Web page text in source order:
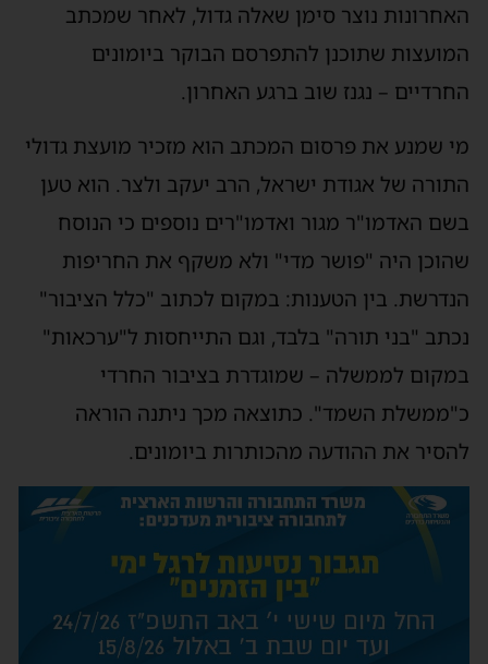
נוצר סימן שאלה גדול, לאחר שמכתב
שתוכנן להתפרסם הבוקר ביומונים
– נגנז שוב ברגע האחרון.
שמנע את פרסום המכתב הוא מזכיר מועצת גדולי
של אגודת ישראל, הרב יעקב ולצר. הוא טען
האדמו"ר מגור ואדמו"רים נוספים כי הנוסח
היה "פושר מדי" ולא משקף את החריפות
בין הטענות: במקום לכתוב "כלל הציבור"
"בני תורה" בלבד, וגם התייחסות ל"ערכאות"
לממשלה – שמוגדרת בציבור החרדי
השמד". כתוצאה מכך ניתנה הוראה
את ההודעה מהכותרות ביומונים.